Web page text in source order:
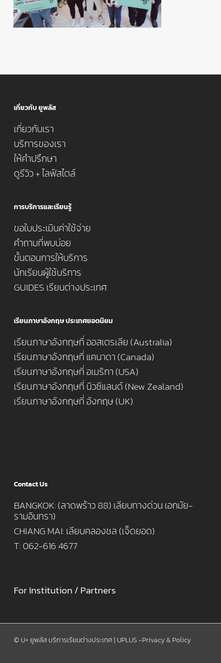
เกี่ยวกับ ยูพลัส
เกี่ยวกับเรา
บริการของเรา
ให้คำปรึกษา
ดูรีวิว + ไลฟ์สไตล์
การบริการและเรียนรู้
ขอใบประเมินค่าใช้จ่าย
คำถามที่พบบ่อย
ขั้นตอนการให้บริการ
นักเรียนผู้ใช้บริการ
GUIDES เรียนต่างประเทศ
เรียนภาษาอังกฤษ ประเทศยอดนิยม
เรียนภาษาอังกฤษที่ ออสเตรเลีย (Australia)
เรียนภาษาอังกฤษที่ แคนาดา (Canada)
เรียนภาษาอังกฤษที่ อเมริกา (USA)
เรียนภาษาอังกฤษที่ นิวซีแลนด์ (New Zealand)
เรียนภาษาอังกฤษที่ อังกฤษ (UK)
Contact Us
BANGKOK: (ลาดพร้าว 88) เลียบทางด่วน เอกมัย-
รามอินทรา)
CHIANG MAI: เลียบคลองชล (เจ็ดยอด)
T: 062-616 4677
For Institution / Partners
© U+ ยูพลัส บริการเรียนต่างประเทศ | UPLUS -Privacy & Policy